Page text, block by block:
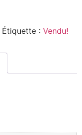
Étiquette : Vendu!